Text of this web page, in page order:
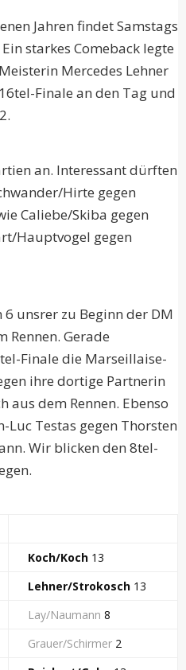
Jahren findet Samstags
starkes Comeback legte
Mercedes Lehner
Finale an den Tag und
an. Interessant dürften
Hirte gegen
Caliebe/Skiba gegen
Hauptvogel gegen
unsrer zu Beginn der DM
Rennen. Gerade
Finale die Marseillaise-
ihre dortige Partnerin
aus dem Rennen. Ebenso
Luc Testas gegen Thorsten
Wir blicken den 8tel-
Koch/Koch 13
Lehner/Strokosch 13
Lay/Naumann 8
Grauer/Schirmer 2